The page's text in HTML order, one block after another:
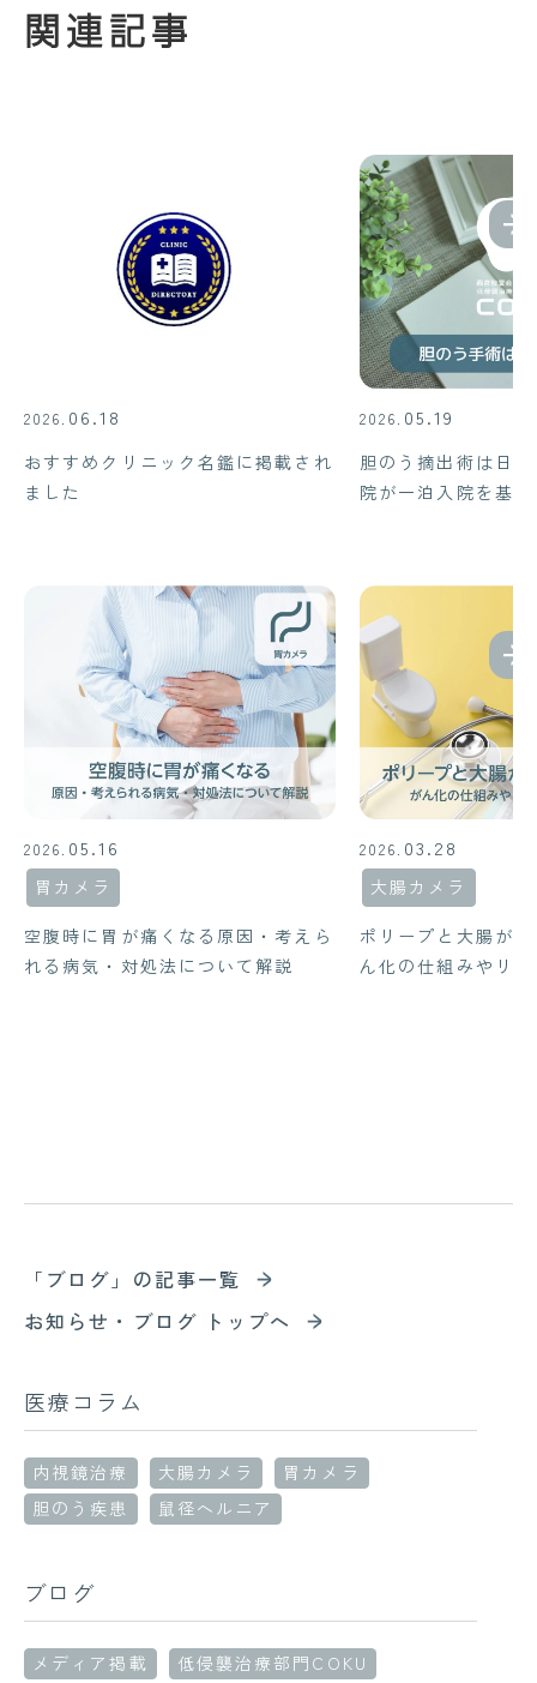
医療コラム
内視鏡治療 大腸カメラ
胃カメラ
胆のう疾患
鼠径ヘルニア
ブログ
メディア掲載 低侵襲治療部門COKU
関連記事
2026. 06.18
おすすめクリニック名鑑に掲載され
ました
2026. 05.19
胆のう摘出術は日
院が一泊入院を基
2026. 05.16
胃カメラ
空腹時に胃が痛くなる原因・考えら
れる病気・対処法について解説
2026. 03.28
大腸カメラ
ポリープと大腸が
ん化の仕組みやリ
「ブログ」の記事一覧
お知らせ・ブログ トップへ